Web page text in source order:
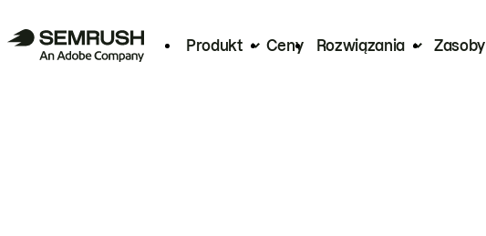
Produkt Ceny Rozwiązania Zasoby